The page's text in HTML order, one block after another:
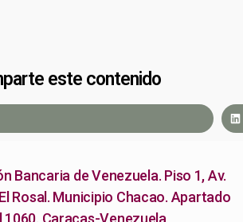
este contenido
Bancaria de Venezuela. Piso 1, Av.
Rosal. Municipio Chacao. Apartado
1060. Caracas-Venezuela